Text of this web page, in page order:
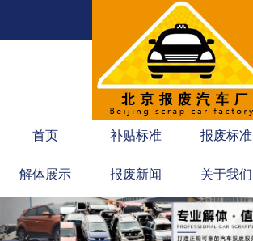
首页 补贴标准 报废标准
解体展示 报废新闻 关于我们